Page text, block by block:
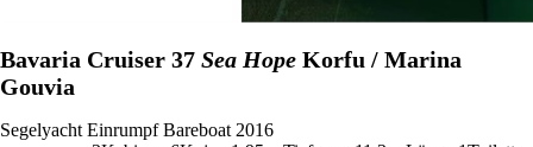
Bavaria Cruiser 37 Sea Hope Korfu / Marina
Gouvia
Segelyacht Einrumpf Bareboat 2016